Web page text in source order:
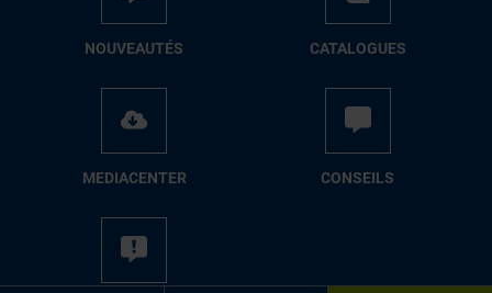
NOUVEAUTÉS CATALOGUES
MEDIACENTER CONSEILS